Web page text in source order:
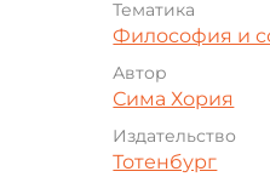
Тематика
Философия и
Автор
Сима Хория
Издательство
Тотенбург